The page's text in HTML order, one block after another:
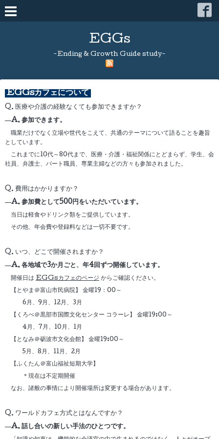
EGGs
-Ending & Growth Guide study-
EGGsカフェについて
Q. 医療や介護の経験なくても参加できますか？
A. 参加できます。
職業だけでなく立場や世代をこえて、共通のテーマについて語ることを趣旨
としています。
これまでに10代～80代まで、医療・介護・福祉関係にとどまらず、学生、会
社員、弁護士、パート職員、専業主婦などの方々も参加されました。
Q. 費用はかかりますか？
A. 参加費として500円をいただいています。
当日は軽食やドリンク類をご提供しています。
その他、年会費や登録料などは一切不要です。
Q. いつ、どこで開催されますか？
A. 各地域で3か月ごと、年4回ずつ開催しています。
開催日は EGGsカフェのページ からご確認ください。
【とやま＠富山市民病院】 金曜19：00～
6月、9月、12月、3月
【くろべ＠黒部市国際文化センター コラーレ】 金曜19:00～
4月、7月、10月、1月
【となみ＠砺波市文化会館】 金曜19:00～
5月、8月、11月、2月
【ふくたん＠富山福祉短期大学】
＊現在は不定期開催
なお、諸般の事情により開催場所は変更する場合があります。
Q. ワールドカフェ方式とはなんですか？
A. 話し合いの新しい手法のひとつです。